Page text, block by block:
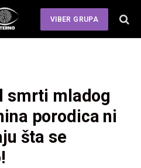
VIBER GRUPA
smrti mladog
porodica ni
šta se